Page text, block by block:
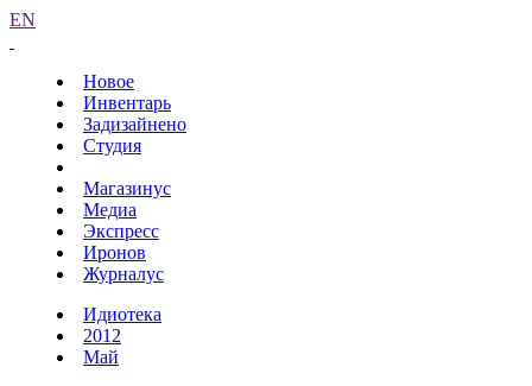
EN
Новое
Инвентарь
Задизайнено
Студия
Магазинус
Медиа
Экспресс
Иронов
Журналус
Идиотека
2012
Май